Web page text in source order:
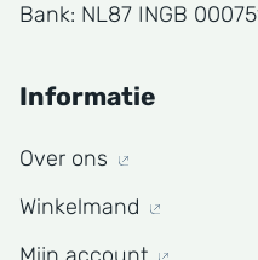
Bank: NL87 INGB
Informatie
Over ons
Winkelmand